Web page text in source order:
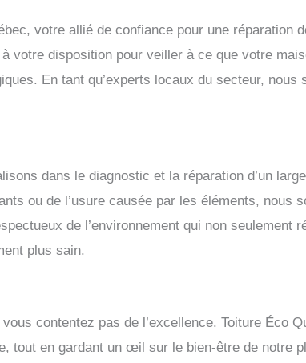
votre allié de confiance pour une réparation
votre disposition pour veiller à ce que votre
En tant qu’experts locaux du secteur,
dans le diagnostic et la réparation d’un
ou de l’usure causée par les éléments, nous
de l’environnement qui non seulement
plus sain.
contentez pas de l’excellence. Toiture Éco
tout en gardant un œil sur le bien-être de notre